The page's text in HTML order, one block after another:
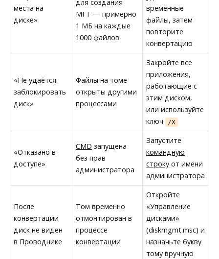
места на
диске»
для создания
MFT — примерно
1 МБ на каждые
1000 файлов
временные
файлы, затем
повторите
конвертацию
«Не удаётся
заблокировать
диск»
Файлы на томе
открыты другими
процессами
Закройте все
приложения,
работающие с
этим диском,
или используйте
ключ
/X
«Отказано в
доступе»
CMD запущена
без прав
администратора
Запустите
командную
строку от имени
администратора
После
конвертации
диск не виден
в Проводнике
Том временно
отмонтирован в
процессе
конвертации
Откройте
«Управление
дисками»
(diskmgmt.msc) и
назначьте букву
тому вручную